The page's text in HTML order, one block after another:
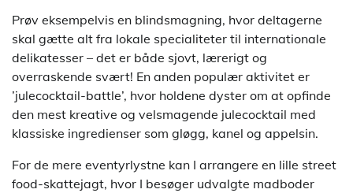
Prøv eksempelvis en blindsmagning, hvor deltagerne
skal gætte alt fra lokale specialiteter til internationale
delikatesser – det er både sjovt, lærerigt og
overraskende svært! En anden populær aktivitet er
’julecocktail-battle’, hvor holdene dyster om at opfinde
den mest kreative og velsmagende julecocktail med
klassiske ingredienser som gløgg, kanel og appelsin.
For de mere eventyrlystne kan I arrangere en lille street
food-skattejagt, hvor I besøger udvalgte madboder